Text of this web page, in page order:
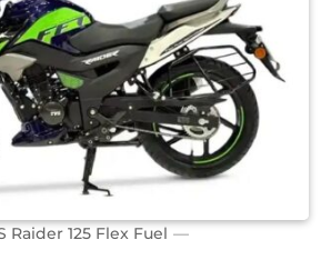
Raider 125 Flex Fuel